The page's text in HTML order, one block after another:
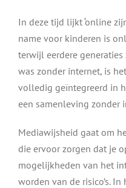
In deze tijd lijkt ‘online
name voor kinderen is
terwijl eerdere
was zonder internet, is
volledig geïntegreerd in
een samenleving zonder
Mediawijsheid gaat om
die ervoor zorgen dat je
mogelijkheden van het
worden van de risico’s.